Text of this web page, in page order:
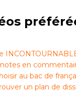
en
au bac de
un plan de